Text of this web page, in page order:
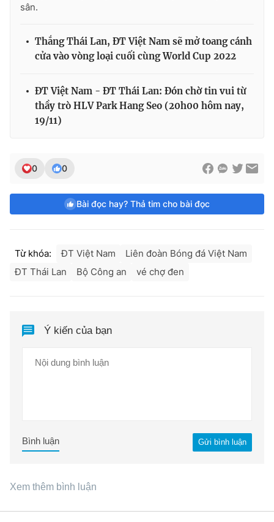
sân.
Thắng Thái Lan, ĐT Việt Nam sẽ mở toang cánh
cửa vào vòng loại cuối cùng World Cup 2022
ĐT Việt Nam - ĐT Thái Lan: Đón chờ tin vui từ
thầy trò HLV Park Hang Seo (20h00 hôm nay,
19/11)
0 0
Bài đọc hay? Thả tim cho bài đọc
Từ khóa: ĐT Việt Nam
Liên đoàn Bóng đá Việt Nam
ĐT Thái Lan
Bộ Công an vé chợ đen
Ý kiến của bạn
Gửi bình luận
Bình luận
Xem thêm bình luận